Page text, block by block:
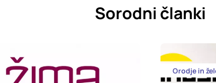
Sorodni članki
Orodje in